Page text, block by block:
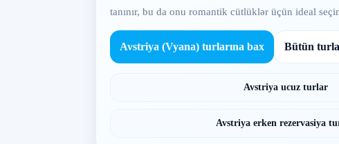
tanınır, bu da onu romantik cütlüklər üçün ideal
Avstriya (Vyana) turlarına bax Bütün
Avstriya ucuz turlar
Avstriya erken rezervasiya